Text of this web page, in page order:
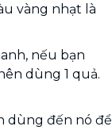
vàng nhạt là
nếu bạn
dùng 1 quả.
dùng đến nó để